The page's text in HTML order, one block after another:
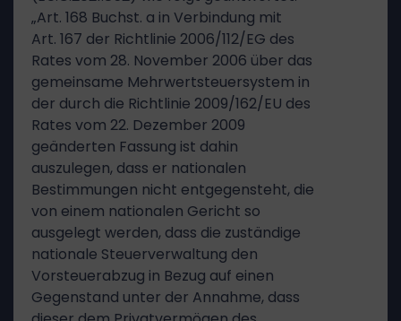
„Art. 168 Buchst. a in Verbindung mit
Art. 167 der Richtlinie 2006/112/EG des
Rates vom 28. November 2006 über das
gemeinsame Mehrwertsteuersystem in
der durch die Richtlinie 2009/162/EU des
Rates vom 22. Dezember 2009
geänderten Fassung ist dahin
auszulegen, dass er nationalen
Bestimmungen nicht entgegensteht, die
von einem nationalen Gericht so
ausgelegt werden, dass die zuständige
nationale Steuerverwaltung den
Vorsteuerabzug in Bezug auf einen
Gegenstand unter der Annahme, dass